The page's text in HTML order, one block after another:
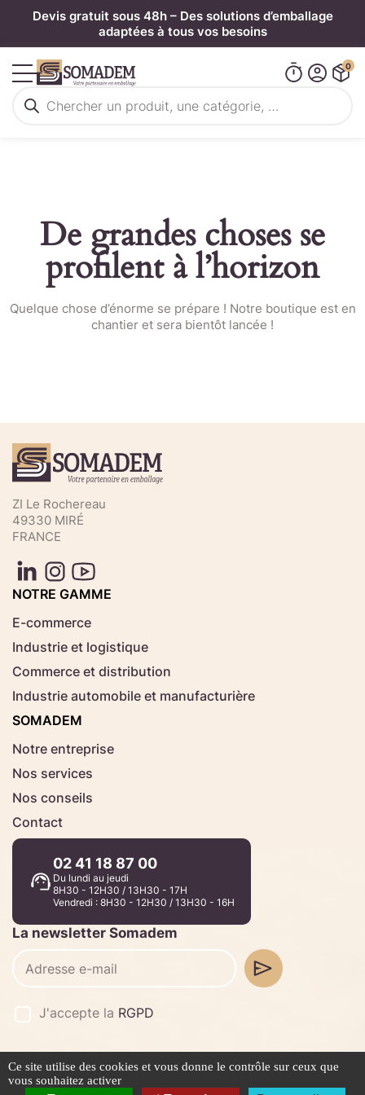
Devis gratuit sous 48h – Des solutions d’emballage
adaptées à tous vos besoins
de
0
De grandes choses se
profilent à l’horizon
Quelque chose d’énorme se prépare ! Notre boutique est en
chantier et sera bientôt lancée !
commande rapide
Aucun fichier
Télécharger
ZI Le Rochereau
49330 MIRÉ
FRANCE
NOTRE GAMME
E-commerce
Industrie et logistique
Commerce et distribution
Industrie automobile et manufacturière
SOMADEM
Notre entreprise
Nos services
Nos conseils
Contact
02 41 18 87 00
Du lundi au jeudi
8H30 - 12H30 / 13H30 - 17H
Vendredi : 8H30 - 12H30 / 13H30 - 16H
La newsletter Somadem
J'accepte la RGPD
©2026 -Stafe.fr
Mentions légales
Politique de confidentialité
Panneau de gestion des cookies
Ce site utilise des cookies et vous donne le contrôle sur ceux que
vous souhaitez activer